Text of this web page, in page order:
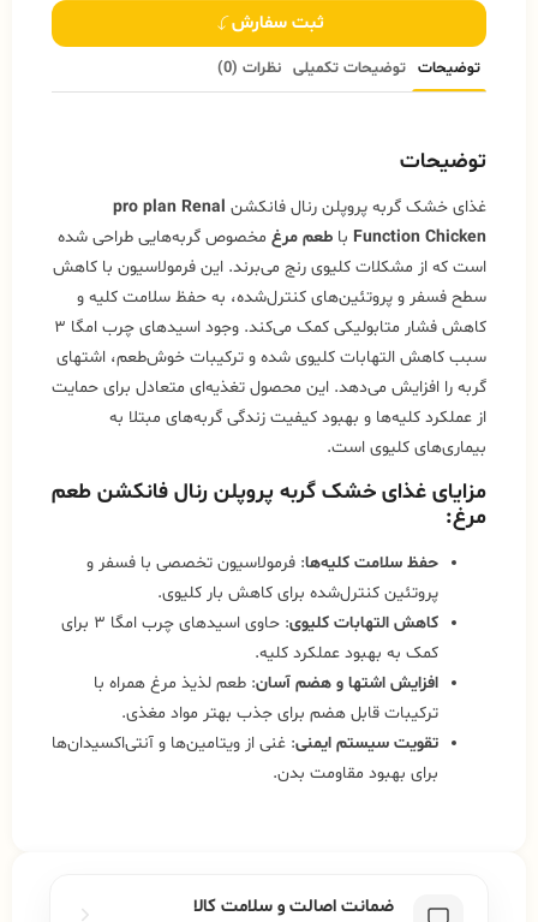
ثبت سفارش
توضیحات توضیحات تکمیلی نظرات (0)
توضیحات
غذای خشک گربه پروپلن رنال فانکشن pro plan Renal
Function Chicken با طعم مرغ مخصوص گربه‌هایی طراحی شده
است که از مشکلات کلیوی رنج می‌برند. این فرمولاسیون با کاهش
سطح فسفر و پروتئین‌های کنترل‌شده، به حفظ سلامت کلیه و
کاهش فشار متابولیکی کمک می‌کند. وجود اسیدهای چرب امگا ۳
سبب کاهش التهابات کلیوی شده و ترکیبات خوش‌طعم، اشتهای
گربه را افزایش می‌دهد. این محصول تغذیه‌ای متعادل برای حمایت
از عملکرد کلیه‌ها و بهبود کیفیت زندگی گربه‌های مبتلا به
بیماری‌های کلیوی است.
مزایای غذای خشک گربه پروپلن رنال فانکشن طعم
مرغ:
حفظ سلامت کلیه‌ها: فرمولاسیون تخصصی با فسفر و
پروتئین کنترل‌شده برای کاهش بار کلیوی.
کاهش التهابات کلیوی
: حاوی اسیدهای چرب امگا ۳ برای
کمک به بهبود عملکرد کلیه.
افزایش اشتها و هضم آسان: طعم لذیذ مرغ همراه با
ترکیبات قابل هضم برای جذب بهتر مواد مغذی.
تقویت سیستم ایمنی: غنی از ویتامین‌ها و آنتی‌اکسیدان‌ها
برای بهبود مقاومت بدن.
ضمانت اصالت و سلامت کالا